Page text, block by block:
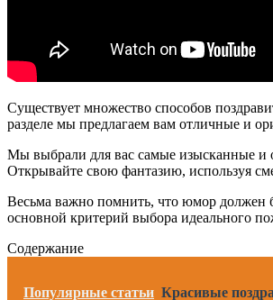
Существует множество способов
разделе мы предлагаем вам отличные и
Мы выбрали для вас самые изысканные и
Открывайте свою фантазию, используя
Весьма важно помнить, что юмор должен
основной критерий выбора идеального
Содержание
Популярные статьи Красивые